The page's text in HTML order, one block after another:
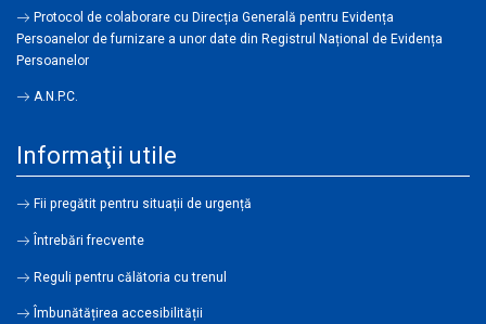
Protocol de colaborare cu Direcția Generală pentru Evidența
Persoanelor de furnizare a unor date din Registrul Național de Evidența
Persoanelor
A.N.P.C.
Informaţii utile
Fii pregătit pentru situații de urgență
Întrebări frecvente
Reguli pentru călătoria cu trenul
Îmbunătățirea accesibilității